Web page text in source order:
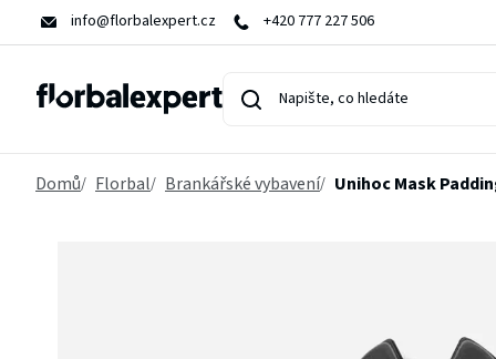
Přejít
na
+420 777 227 506
info@florbalexpert.cz
Domů Florbal Brankářské vybavení Unihoc Mask